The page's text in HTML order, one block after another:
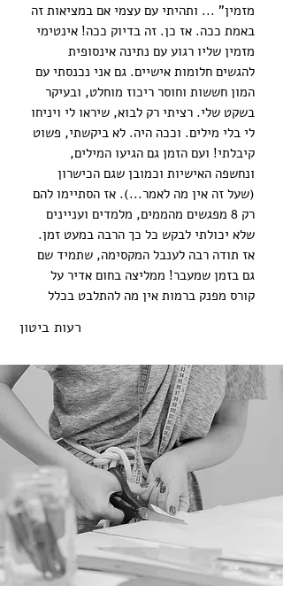
מזמין" ... ותהיתי עם עצמי אם במציאות זה
באמת ככה. אז כן. זה בדיוק ככה! אינטימי
מזמין שליו רגוע עם נתינה אינסופית
להגשים חלומות אישיים. גם אני נכנסתי עם
המון חששות וחוסר ריכוז מוחלט, ובעיקר
בשקט שלי. רציתי רק לבוא, שיראו לי ויניחו
לי בלי מילים. וככה היה. לא ביקשתי, פשוט
קיבלתי! ועם הזמן גם הגיעו המילים,
ונחשפה האישיות וכמובן שגם הכישרון
(שעל זה אין מה לאמר...). אז הסתיימו להם
רק 8 מפגשים מהממים, מלמדים ועניינים
שלא יכולתי לבקש כל כך הרבה במעט זמן.
אז תודה רבה לענבל המקסימה, שתמיד שם
גם בזמן שמעבר! ממליצה בחום אדיר על
קורס מפנק ברמות אין מה להתלבט בכלל
רעות ביטון